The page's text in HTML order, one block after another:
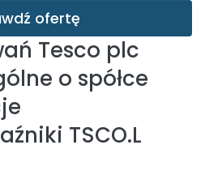
ofertę
Tesco plc
o spółce
TSCO.L